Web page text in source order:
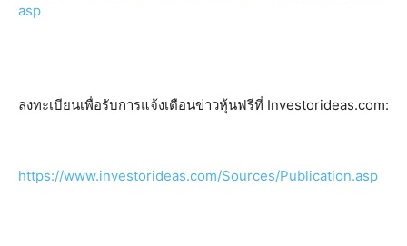
asp
ลงทะเบียนเพื่อรับการแจ้งเตือนข่าวหุ้นฟรีที่ Investorideas.com:
https://www.investorideas.com/Sources/Publication.asp